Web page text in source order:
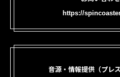
https://
音源・情報提供（プレ